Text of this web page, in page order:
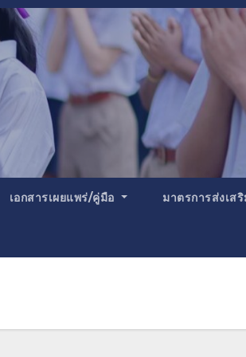
เอกสารเผยแพร่/คู่มือ มาตรการส่งเส